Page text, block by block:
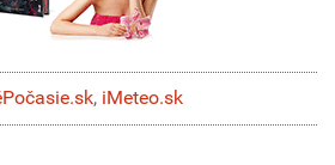
, iMeteo.sk